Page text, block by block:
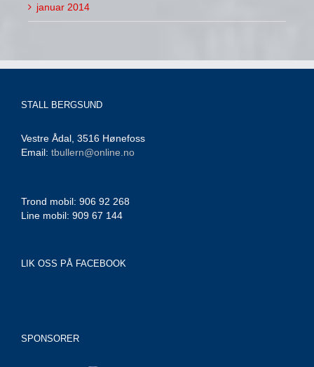
januar 2014
STALL BERGSUND
Vestre Ådal, 3516 Hønefoss
Email: tbullern@online.no
Trond mobil: 906 92 268
Line mobil: 909 67 144
LIK OSS PÅ FACEBOOK
SPONSORER